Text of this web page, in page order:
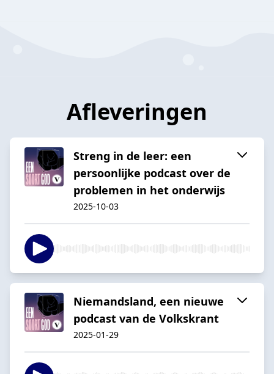
Afleveringen
Streng in de leer: een
persoonlijke podcast over de
problemen in het onderwijs
2025-10-03
Niemandsland, een nieuwe
podcast van de Volkskrant
2025-01-29